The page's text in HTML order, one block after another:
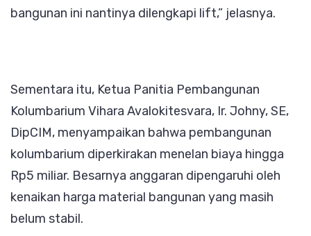
bangunan ini nantinya dilengkapi lift,” jelasnya.
Sementara itu, Ketua Panitia Pembangunan
Kolumbarium Vihara Avalokitesvara, Ir. Johny, SE,
DipCIM, menyampaikan bahwa pembangunan
kolumbarium diperkirakan menelan biaya hingga
Rp5 miliar. Besarnya anggaran dipengaruhi oleh
kenaikan harga material bangunan yang masih
belum stabil.